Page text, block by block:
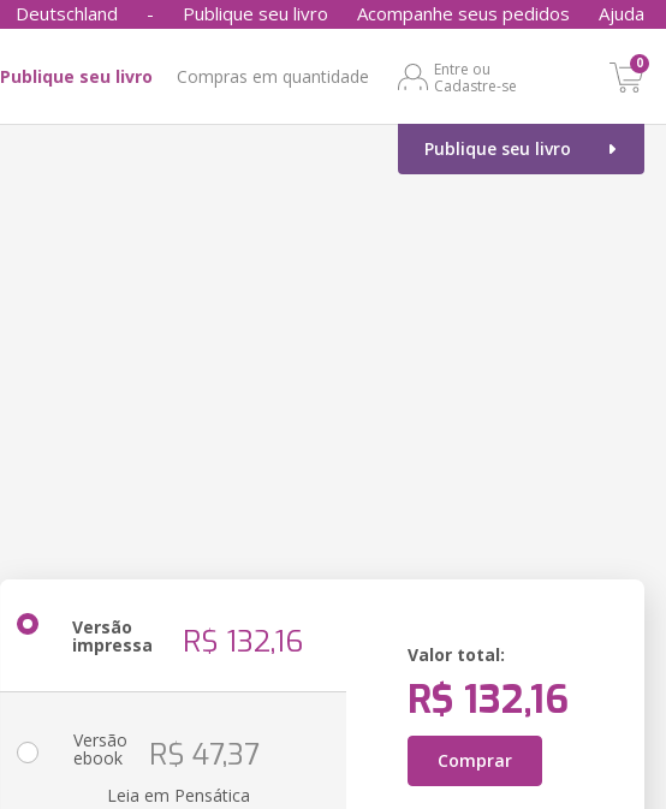
Deutschland - Publique seu livro Acompanhe seus pedidos Ajuda
Publique seu livro Compras em quantidade
Entre ou
Cadastre-se
0
Publique seu livro
Versão
impressa R$ 132,16 Valor total:
R$ 132,16
Comprar
Versão
ebook R$ 47,37
Leia em Pensática